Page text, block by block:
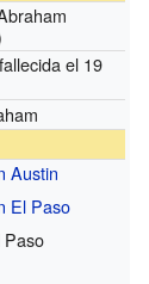
el 19
Austin
El Paso